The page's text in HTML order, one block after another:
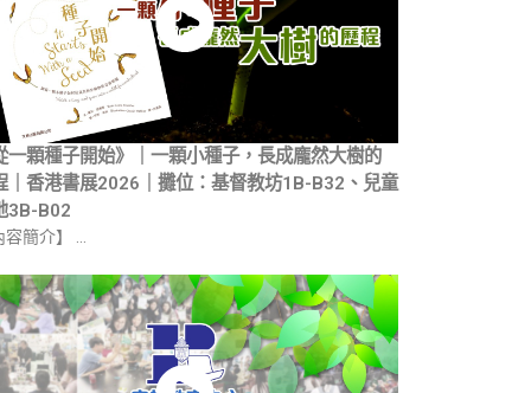
一顆種子開始》｜一顆小種子，長成龐然大樹的
｜香港書展2026｜攤位：基督教坊1B-B32、兒童
3B-B02
容簡介】 …